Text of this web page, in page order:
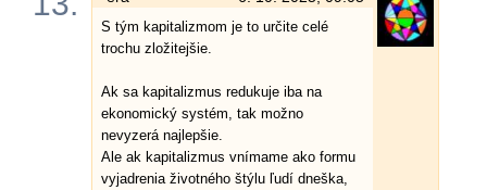
S tým kapitalizmom je to určite celé
trochu zložitejšie.
Ak sa kapitalizmus redukuje iba na
ekonomický systém, tak možno
nevyzerá najlepšie.
Ale ak kapitalizmus vnímame ako formu
vyjadrenia životného štýlu ľudí dneška,